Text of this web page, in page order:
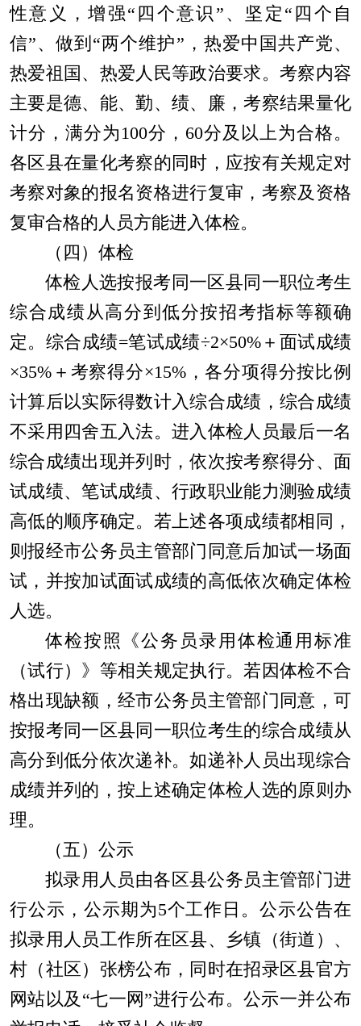
性意义，增强“ 四个意识 ” 、坚定 “ 四个自
信”、做到 “两个维护” ，热爱中国共产党、
热爱祖国、热爱人民等政治要求。考察内容
主要是德、能、勤、绩、廉，考察结果量化
计分，满分为 100分， 60分及以上为合格。
各区县在量化考察的同时，应按有关规定对
考察对象的报名资格进行复审，考察及资格
复审合格的人员方能进入体检。
（四）体检
体检人选按报考同一区县同一职位考生
综合成绩从高分到低分按招考指标等额确
定。综合成绩=笔试成绩÷2×50%＋面试成绩
×35%＋考察得分×15%，各分项得分按比例
计算后以实际得数计入综合成绩，综合成绩
不采用四舍五入法。进入体检人员最后一名
综合成绩出现并列时，依次按考察得分、面
试成绩、笔试成绩、行政职业能力测验成绩
高低的顺序确定。若上述各项成绩都相同，
则报经市公务员主管部门同意后加试一场面
试，并按加试面试成绩的高低依次确定体检
人选。
体检按照《公务员录用体检通用标准
（试行）》等相关规定执行。若因体检不合
格出现缺额，经市公务员主管部门同意，可
按报考同一区县同一职位考生的综合成绩从
高分到低分依次递补。如递补人员出现综合
成绩并列的，按上述确定体检人选的原则办
理。
（五）公示
拟录用人员由各区县公务员主管部门进
行公示，公示期为5个工作日。公示公告在
拟录用人员工作所在区县、乡镇（街道）、
村（社区）张榜公布，同时在招录区县官方
网站以及 “七一网 ”进行公布。公示一并公布